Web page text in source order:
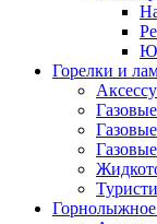
Горелки и